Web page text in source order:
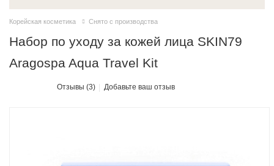
Корейская косметика Снято с производства
Набор по уходу за кожей лица SKIN79
Aragospa Aqua Travel Kit
Отзывы (3) Добавьте ваш отзыв